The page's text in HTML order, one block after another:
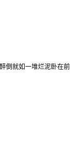
倒就如一堆烂泥卧